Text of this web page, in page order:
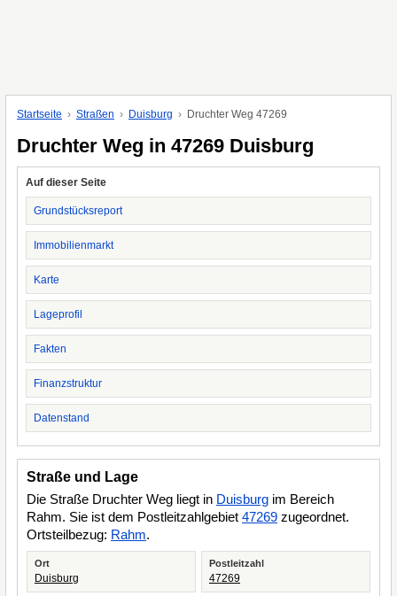
Startseite Straßen Duisburg Druchter Weg 47269
Druchter Weg in 47269 Duisburg
Auf dieser Seite
Grundstücksreport
Immobilienmarkt
Karte
Lageprofil
Fakten
Finanzstruktur
Datenstand
Straße und Lage
Die Straße Druchter Weg liegt in Duisburg im Bereich
Rahm. Sie ist dem Postleitzahlgebiet 47269 zugeordnet.
Ortsteilbezug: Rahm.
Ort
Duisburg
Postleitzahl
47269